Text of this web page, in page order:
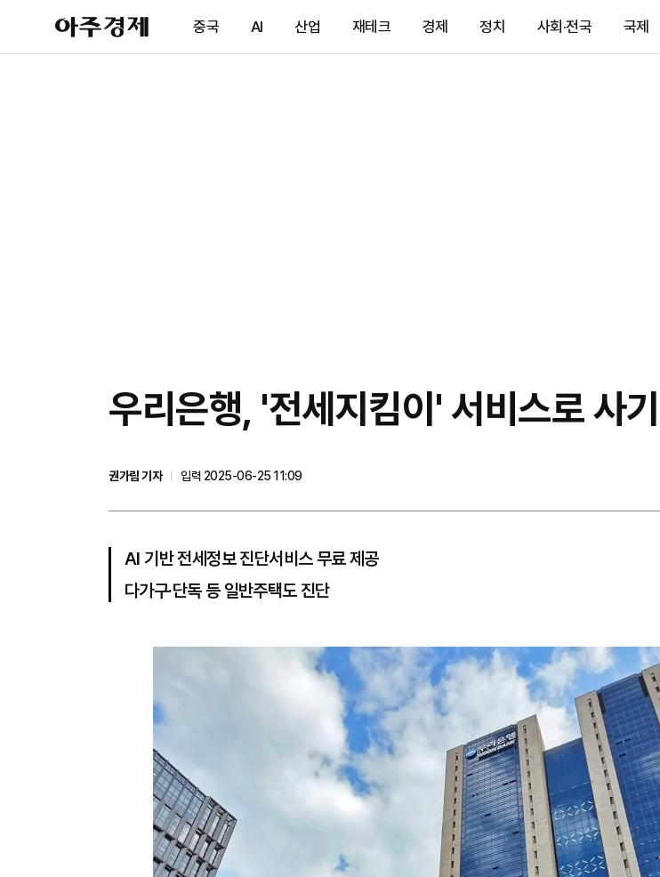
아
주
제
중국 AI 산업 재테크 경제 정치 사회·전국 국제
우리은행, '전세지킴이' 서비스로 사
권가림 기자
입력 2025-06-25 11:09
AI 기반 전세정보 진단서비스 무료 제공
다가구·단독 등 일반주택도 진단